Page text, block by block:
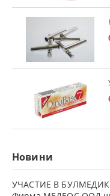
Новини
УЧАСТИЕ В